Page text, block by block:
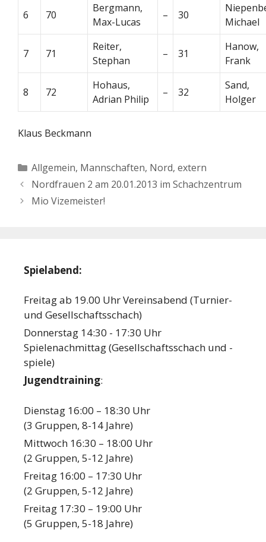
6 70
Bergmann,
Max-Lucas
– 30
Michael
7 71
Reiter,
Stephan
– 31
Hanow,
Frank
8 72
Hohaus,
Adrian Philip
– 32
Sand,
Holger
Klaus Beckmann
Kategorien
Allgemein, Mannschaften, Nord, extern
Nordfrauen 2 am 20.01.2013 im Schachzentrum
Mio Vizemeister!
Spielabend:
Freitag ab 19.00 Uhr Vereinsabend (Turnier-
und Gesellschaftsschach)
Donnerstag 14:30 - 17:30 Uhr
Spielenachmittag (Gesellschaftsschach und -
spiele)
Jugendtraining:
Dienstag 16:00 – 18:30 Uhr
(3 Gruppen, 8-14 Jahre)
Mittwoch 16:30 – 18:00 Uhr
(2 Gruppen, 5-12 Jahre)
Freitag 16:00 – 17:30 Uhr
(2 Gruppen, 5-12 Jahre)
Freitag 17:30 – 19:00 Uhr
(5 Gruppen, 5-18 Jahre)